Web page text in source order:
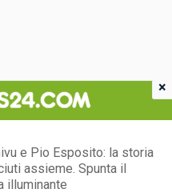
e Pio Esposito: la storia
assieme. Spunta il
illuminante
×